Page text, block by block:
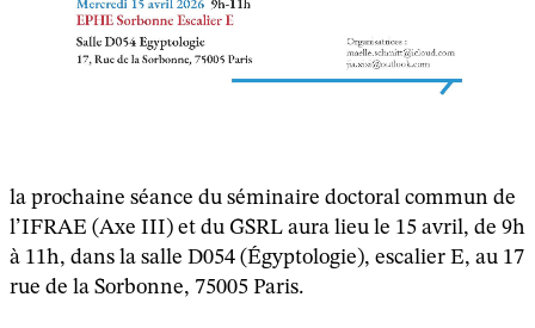
la prochaine séance du séminaire doctoral commun de
l’IFRAE (Axe III) et du GSRL aura lieu le 15 avril, de 9h
à 11h, dans la salle D054 (Égyptologie), escalier E, au 17
rue de la Sorbonne, 75005 Paris.